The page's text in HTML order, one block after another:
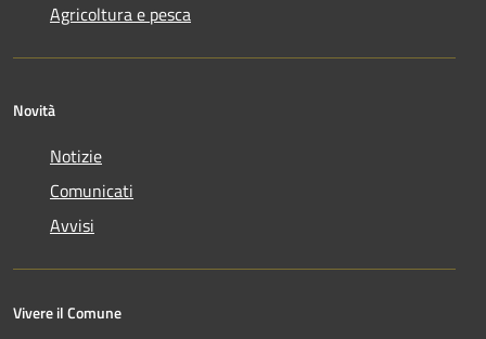
Agricoltura e pesca
Novità
Notizie
Comunicati
Avvisi
Vivere il Comune